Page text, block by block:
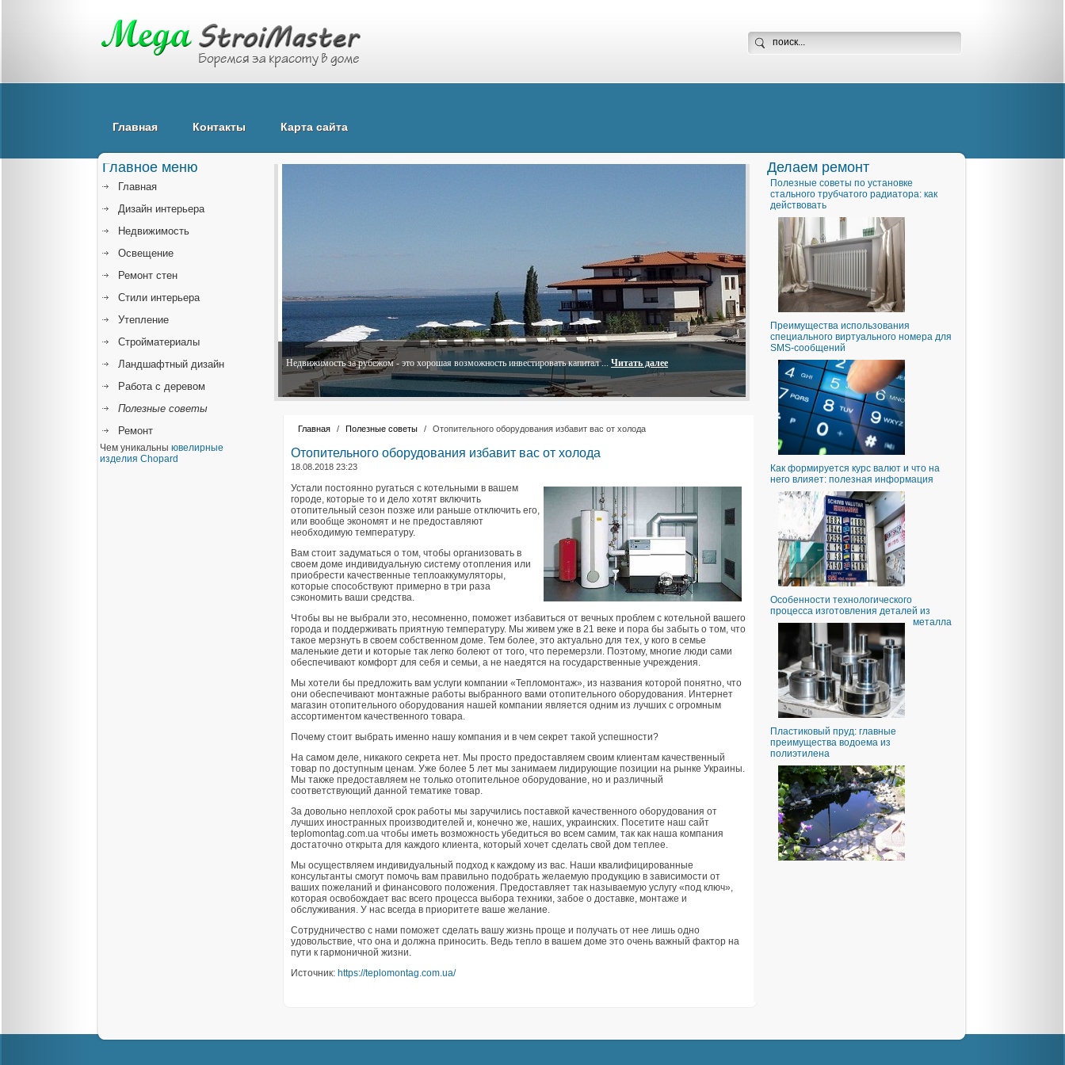
Главная Контакты Карта сайта
Недвижимость за рубежом - это хорошая возможность инвестировать капитал ... Читать далее
Главная / Полезные советы / Отопительного оборудования избавит вас от холода
Отопительного оборудования избавит вас от холода
18.08.2018 23:23
Устали постоянно ругаться с котельными в вашем
городе, которые то и дело хотят включить
отопительный сезон позже или раньше отключить его,
или вообще экономят и не предоставляют
необходимую температуру.
Вам стоит задуматься о том, чтобы организовать в
своем доме индивидуальную систему отопления или
приобрести качественные теплоаккумуляторы,
которые способствуют примерно в три раза
сэкономить ваши средства.
Чтобы вы не выбрали это, несомненно, поможет избавиться от вечных проблем с котельной вашего
города и поддерживать приятную температуру. Мы живем уже в 21 веке и пора бы забыть о том, что
такое мерзнуть в своем собственном доме. Тем более, это актуально для тех, у кого в семье
маленькие дети и которые так легко болеют от того, что перемерзли. Поэтому, многие люди сами
обеспечивают комфорт для себя и семьи, а не наедятся на государственные учреждения.
Мы хотели бы предложить вам услуги компании «Тепломонтаж», из названия которой понятно, что
они обеспечивают монтажные работы выбранного вами отопительного оборудования. Интернет
магазин отопительного оборудования нашей компании является одним из лучших с огромным
ассортиментом качественного товара.
Почему стоит выбрать именно нашу компания и в чем секрет такой успешности?
На самом деле, никакого секрета нет. Мы просто предоставляем своим клиентам качественный
товар по доступным ценам. Уже более 5 лет мы занимаем лидирующие позиции на рынке Украины.
Мы также предоставляем не только отопительное оборудование, но и различный
соответствующий данной тематике товар.
За довольно неплохой срок работы мы заручились поставкой качественного оборудования от
лучших иностранных производителей и, конечно же, наших, украинских. Посетите наш сайт
teplomontag.com.ua чтобы иметь возможность убедиться во всем самим, так как наша компания
достаточно открыта для каждого клиента, который хочет сделать свой дом теплее.
Мы осуществляем индивидуальный подход к каждому из вас. Наши квалифицированные
консультанты смогут помочь вам правильно подобрать желаемую продукцию в зависимости от
ваших пожеланий и финансового положения. Предоставляет так называемую услугу «под ключ»,
которая освобождает вас всего процесса выбора техники, забое о доставке, монтаже и
обслуживания. У нас всегда в приоритете ваше желание.
Сотрудничество с нами поможет сделать вашу жизнь проще и получать от нее лишь одно
удовольствие, что она и должна приносить. Ведь тепло в вашем доме это очень важный фактор на
пути к гармоничной жизни.
Источник: https://teplomontag.com.ua/
Главное меню
Главная
Дизайн интерьера
Недвижимость
Освещение
Ремонт стен
Стили интерьера
Утепление
Стройматериалы
Ландшафтный дизайн
Работа с деревом
Полезные советы
Ремонт
Чем уникальны ювелирные
изделия Chopard
Делаем ремонт
Полезные советы по установке
стального трубчатого радиатора: как
действовать
Преимущества использования
специального виртуального номера для
SMS-сообщений
Как формируется курс валют и что на
него влияет: полезная информация
Особенности технологического
процесса изготовления деталей из
металла
Пластиковый пруд: главные
преимущества водоема из
полиэтилена